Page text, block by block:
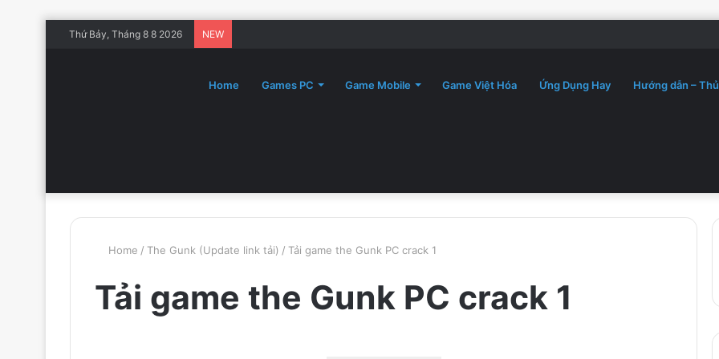
Thứ Bảy, Tháng 8 8 2026 NEW
Home Games PC Game Mobile Game Việt Hóa Ứng Dụng Hay Hướng dẫn –
Home / The Gunk (Update link tải) / Tải game the Gunk PC crack 1
Tải game the Gunk PC crack 1